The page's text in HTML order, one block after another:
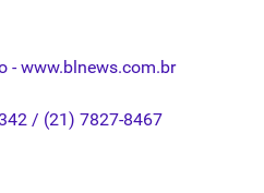
-www.blnews.com.br
/ (21) 7827-8467